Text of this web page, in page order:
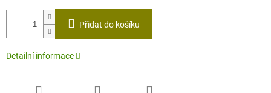
Měrná
Přidat do košíku
Detailní informace